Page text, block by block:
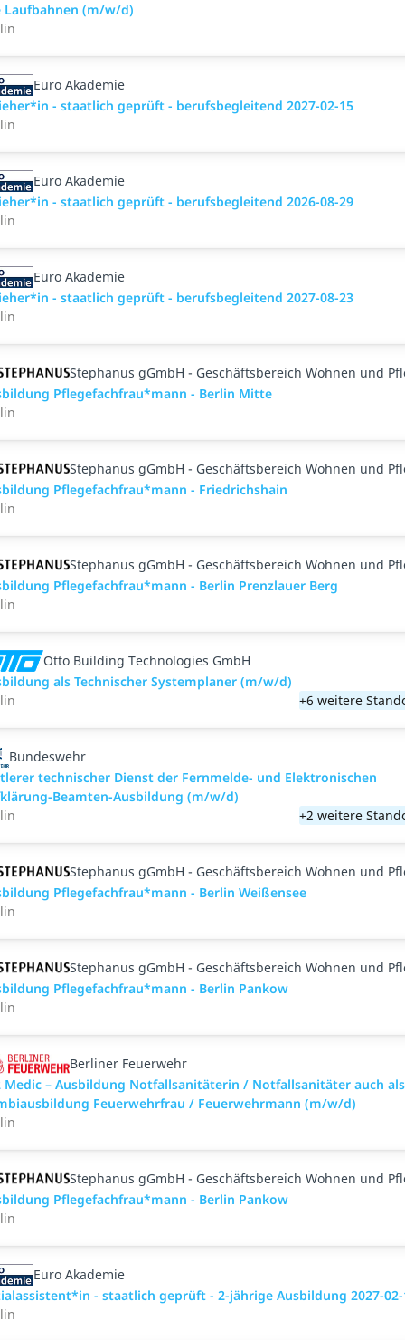
Laufbahnen (m/w/d)
Euro Akademie
- staatlich geprüft - berufsbegleitend 2027-02-15
Euro Akademie
- staatlich geprüft - berufsbegleitend 2026-08-29
Euro Akademie
- staatlich geprüft - berufsbegleitend 2027-08-23
Stephanus gGmbH - Geschäftsbereich Wohnen und
Pflegefachfrau*mann - Berlin Mitte
Stephanus gGmbH - Geschäftsbereich Wohnen und
Pflegefachfrau*mann - Friedrichshain
Stephanus gGmbH - Geschäftsbereich Wohnen und
Pflegefachfrau*mann - Berlin Prenzlauer Berg
Otto Building Technologies GmbH
als Technischer Systemplaner (m/w/d)
+6 weitere
Bundeswehr
technischer Dienst der Fernmelde- und Elektronischen
Beamten-Ausbildung (m/w/d)
+2 weitere
Stephanus gGmbH - Geschäftsbereich Wohnen und
Pflegefachfrau*mann - Berlin Weißensee
Stephanus gGmbH - Geschäftsbereich Wohnen und
Pflegefachfrau*mann - Berlin Pankow
Berliner Feuerwehr
Medic – Ausbildung Notfallsanitäterin / Notfallsanitäter auch als
Feuerwehrfrau / Feuerwehrmann (m/w/d)
Stephanus gGmbH - Geschäftsbereich Wohnen und
Pflegefachfrau*mann - Berlin Pankow
Euro Akademie
- staatlich geprüft - 2-jährige Ausbildung 2027-02-